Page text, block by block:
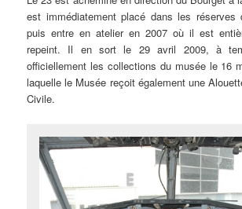
est immédiatement placé dans les réserves
puis entre en atelier en 2007 où il est
repeint. Il en sort le 29 avril 2009, à
officiellement les collections du musée le 16
laquelle le Musée reçoit également une
Civile.